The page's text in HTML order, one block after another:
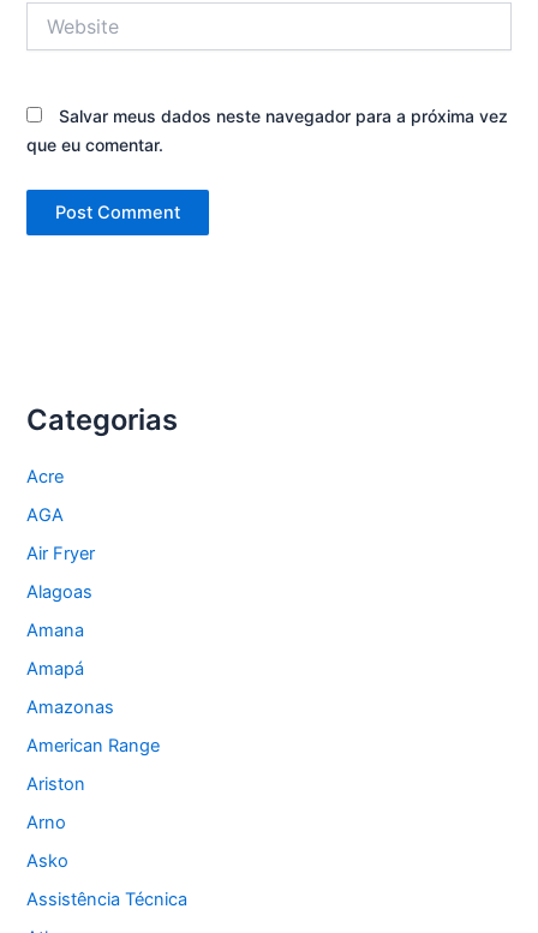
Salvar meus dados neste navegador para a próxima vez
que eu comentar.
Categorias
Acre
AGA
Air Fryer
Alagoas
Amana
Amapá
Amazonas
American Range
Ariston
Arno
Asko
Assistência Técnica